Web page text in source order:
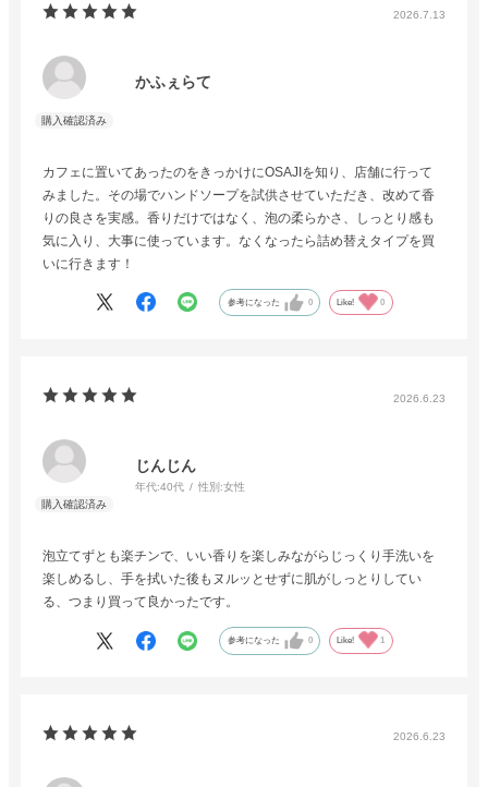
2026.7.13
かふぇらて
カフェに置いてあったのをきっかけにOSAJIを知り、店舗に行って
みました。その場でハンドソープを試供させていただき、改めて香
りの良さを実感。香りだけではなく、泡の柔らかさ、しっとり感も
気に入り、大事に使っています。なくなったら詰め替えタイプを買
いに行きます！
参考になった 0 Like! 0
2026.6.23
じんじん
年代:40代 性別:女性
泡立てずとも楽チンで、いい香りを楽しみながらじっくり手洗いを
楽しめるし、手を拭いた後もヌルッとせずに肌がしっとりしてい
る、つまり買って良かったです。
参考になった 0 Like! 1
2026.6.23